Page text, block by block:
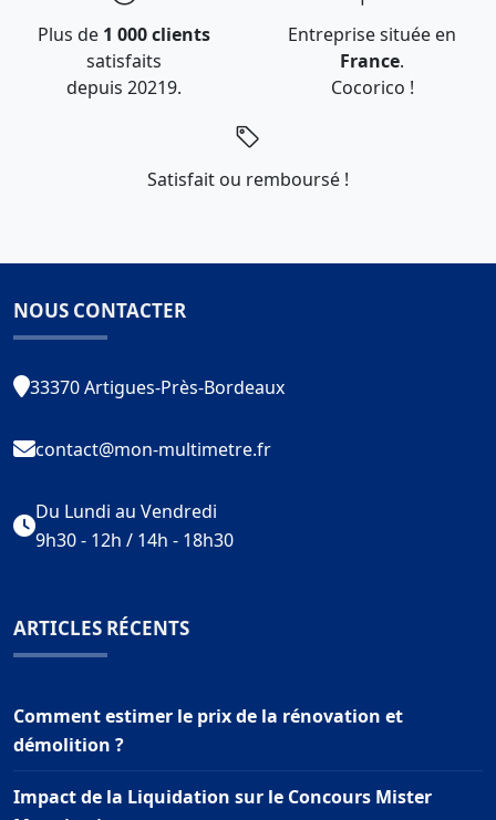
Plus de 1 000 clients
satisfaits
depuis 20219.
Entreprise située en
France.
Cocorico !
Satisfait ou remboursé !
NOUS CONTACTER
33370 Artigues-Près-Bordeaux
contact@mon-multimetre.fr
Du Lundi au Vendredi
9h30 - 12h / 14h - 18h30
ARTICLES RÉCENTS
Comment estimer le prix de la rénovation et
démolition ?
Impact de la Liquidation sur le Concours Mister